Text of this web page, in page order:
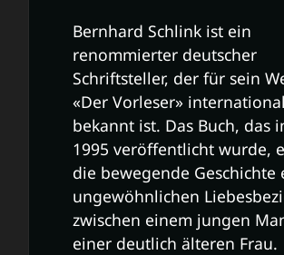
Bernhard Schlink ist ein
renommierter deutscher
Schriftsteller, der für sein
«Der Vorleser» international
bekannt ist. Das Buch, das
1995 veröffentlicht wurde,
die bewegende Geschichte
ungewöhnlichen
zwischen einem jungen
einer deutlich älteren Frau.